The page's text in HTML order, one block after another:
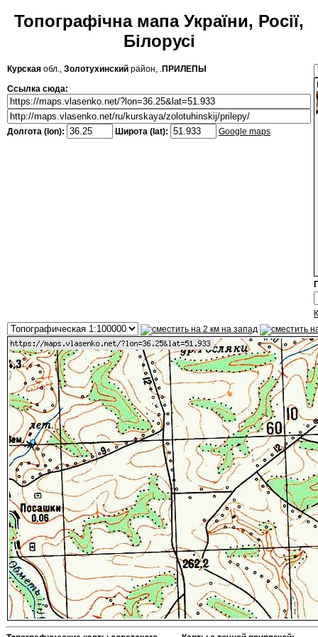
Топографічна мапа України, Росії,
Білорусі
Курская обл., Золотухинский район, .ПРИЛЕПЫ
Ссылка сюда:
Долгота (lon): Широта (lat): Google maps